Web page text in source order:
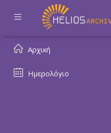
Πλευρικός πίνακας
Αρχική
Ημερολόγιο